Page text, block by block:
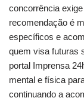
concorrência
recomendação é
específicos e
quem visa futuras
portal Imprensa
mental e física
continuando a